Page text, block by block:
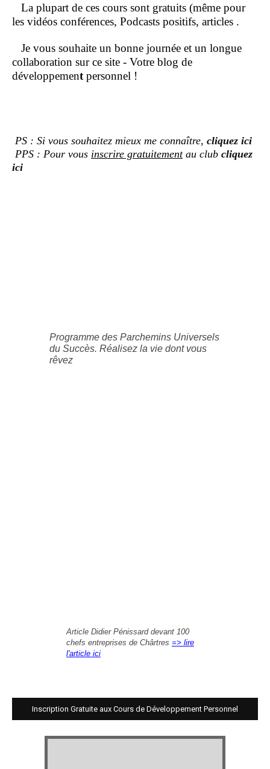
La plupart de ces cours sont gratuits (même pour
les vidéos conférences, Podcasts positifs, articles .
Je vous souhaite un bonne journée et un longue
collaboration sur ce site - Votre blog de
développement personnel !
PS : Si vous souhaitez mieux me connaître, cliquez ici
PPS : Pour vous inscrire gratuitementau club cliquez
ici
Programme des Parchemins Universels
du Succès. Réalisez la vie dont vous
rêvez
Article Didier Pénissard devant 100
chefs entreprises de Chârtres => lire
l'article ici
Inscription Gratuite aux Cours de Développement Personnel